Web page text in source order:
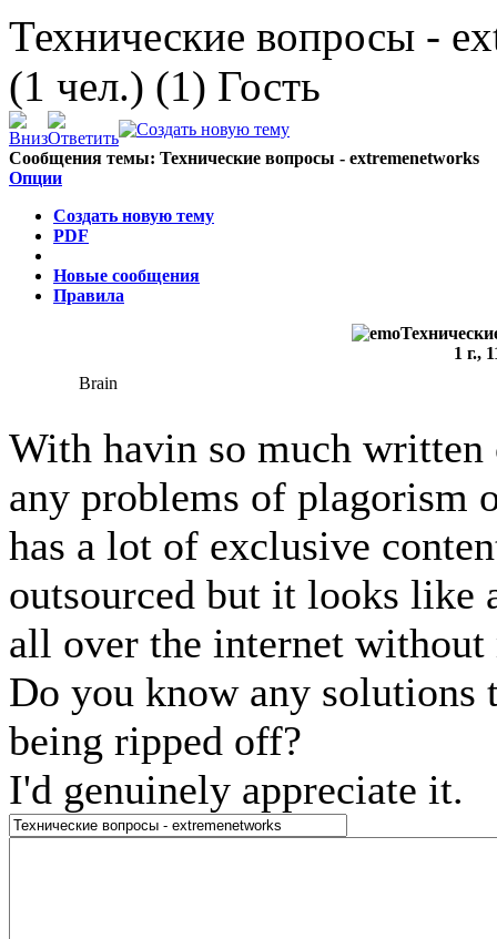
Технические вопросы -
(1 чел.) (1) Гость
Сообщения темы: Технические вопросы - extremenetworks
Опции
Создать новую тему
PDF
Новые сообщения
Правила
1 г.,
Brain
With havin so much
any problems of plagorism
has a lot of exclusive
outsourced but it looks
all over the internet
Do you know any solutions
being ripped off?
I'd genuinely appreciate it.